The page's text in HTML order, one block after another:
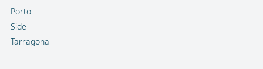
Porto
Side
Tarragona